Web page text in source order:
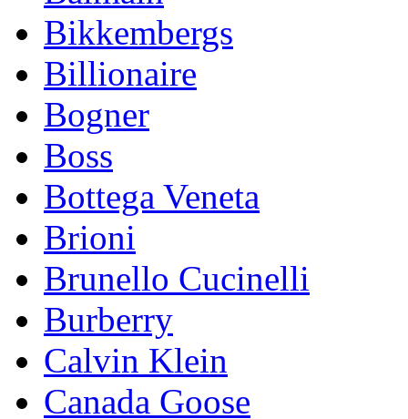
Bikkembergs
Billionaire
Bogner
Boss
Bottega Veneta
Brioni
Brunello Cucinelli
Burberry
Calvin Klein
Canada Goose